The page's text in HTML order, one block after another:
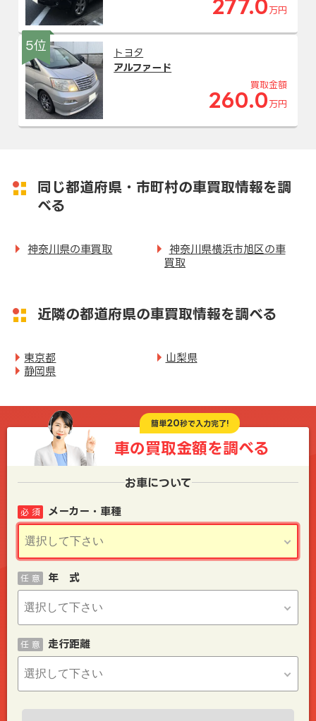
277.0 万円
5位
トヨタ
アルファード
買取金額
260.0 万円
同じ都道府県・市町村の車買取情報を調
べる
神奈川県の車買取
神奈川県横浜市旭区の車
買取
近隣の都道府県の車買取情報を調べる
東京都
山梨県
静岡県
簡単20秒で入力完了!
車の買取金額を調べる
お車について
メーカー・車種
必 須
年 式
任 意
走行距離
任 意